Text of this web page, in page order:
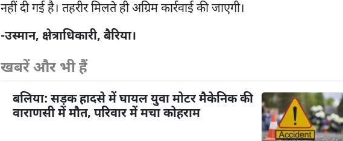
नहीं दी गई है। तहरीर मिलते ही अग्रिम कार्रवाई की जाएगी।
-उस्मान, क्षेत्राधिकारी, बैरिया।
खबरें और भी हैं
बलिया: सड़क हादसे में घायल युवा मोटर मैकेनिक की
वाराणसी में मौत, परिवार में मचा कोहराम